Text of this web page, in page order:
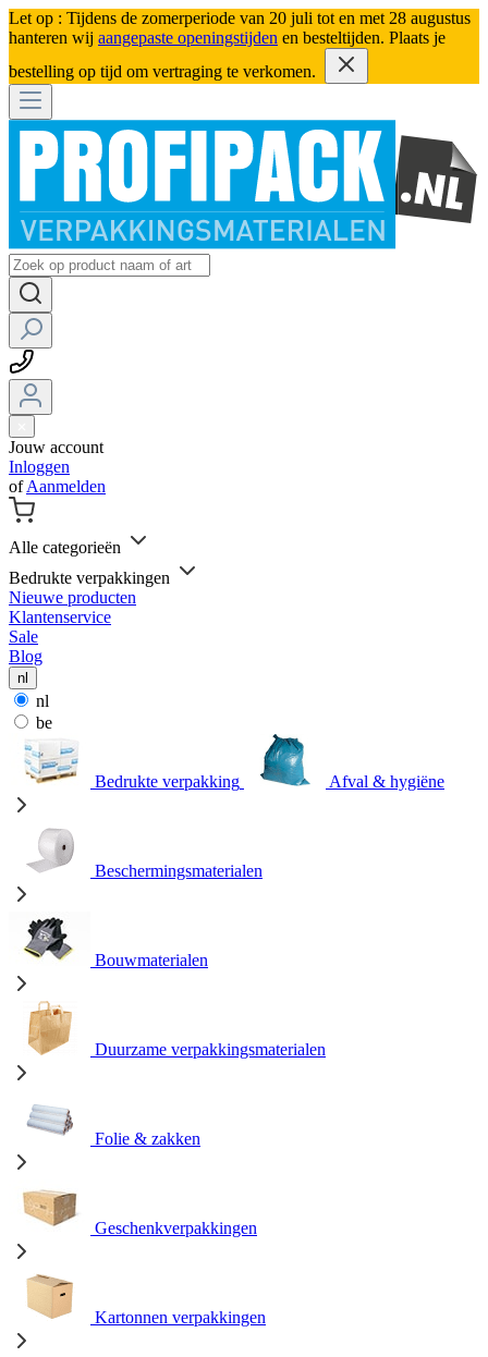
Let op : Tijdens de zomerperiode van 20 juli tot en met 28 augustus
hanteren wij aangepaste openingstijden en besteltijden. Plaats je
bestelling op tijd om vertraging te verkomen.
Jouw account
Inloggen
ofAanmelden
Alle categorieën
Bedrukte verpakkingen
Nieuwe producten
Klantenservice
Sale
Blog
nl
nl
be
Bedrukte verpakking Afval & hygiëne
Beschermingsmaterialen
Bouwmaterialen
Duurzame verpakkingsmaterialen
Folie & zakken
Geschenkverpakkingen
Kartonnen verpakkingen